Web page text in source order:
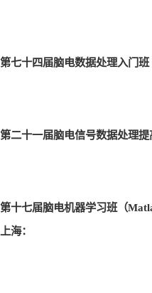
第七十四届脑电数据处理入门班
第二十一届脑电信号数据处理
第十七届脑电机器学习班（
上海：